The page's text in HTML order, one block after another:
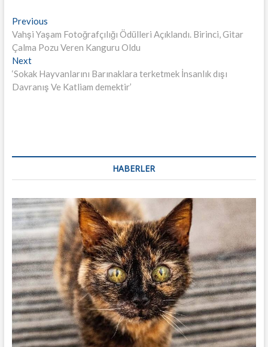
Yazı
dolaşımı
PreviousPrevious
post:
Vahşi Yaşam Fotoğrafçılığı Ödülleri Açıklandı. Birinci, Gitar
Çalma Pozu Veren Kanguru Oldu
NextNext
post:
‘Sokak Hayvanlarını Barınaklara terketmek İnsanlık dışı
Davranış Ve Katliam demektir’
HABERLER